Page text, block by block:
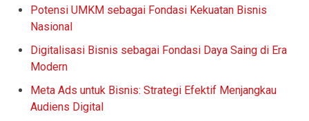
Potensi UMKM sebagai Fondasi Kekuatan Bisnis
Nasional
Digitalisasi Bisnis sebagai Fondasi Daya Saing di Era
Modern
Meta Ads untuk Bisnis: Strategi Efektif Menjangkau
Audiens Digital